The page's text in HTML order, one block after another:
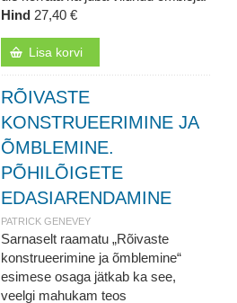
Hind 27,40 €
Lisa korvi
RÕIVASTE
KONSTRUEERIMINE JA
ÕMBLEMINE.
PÕHILÕIGETE
EDASIARENDAMINE
PATRICK GENEVEY
Sarnaselt raamatu „Rõivaste
konstrueerimine ja õmblemine“
esimese osaga jätkab ka see,
veelgi mahukam teos